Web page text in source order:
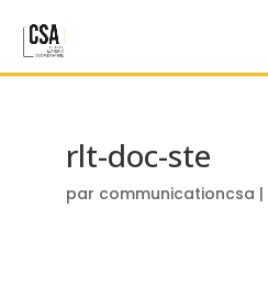
rlt-doc-ste
par communicationcsa |